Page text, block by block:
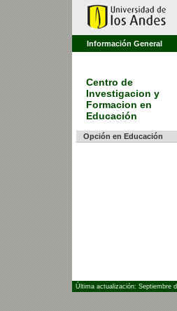
Información General
Centro de
Investigacion y
Formacion en
Educación
Opción en Educación
Última actualización: Septiembre